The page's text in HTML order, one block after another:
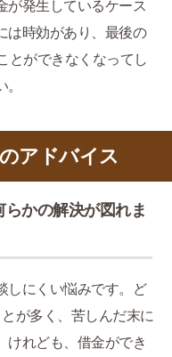
が発生しているケース
は時効があり、最後の
とができなくなってし
アドバイス
かの解決が図れま
しにくい悩みです。ど
が多く、苦しんだ末に
けれども、借金ができ